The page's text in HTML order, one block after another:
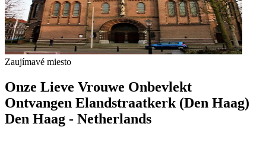
Zaujímavé miesto
Onze Lieve Vrouwe Onbevlekt
Ontvangen Elandstraatkerk (Den Haag)
Den Haag - Netherlands